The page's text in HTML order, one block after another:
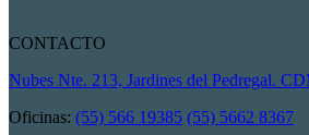
CONTACTO
Nubes Nte. 213, Jardines del Pedregal.
Oficinas: (55) 566 19385 (55) 5662 8367